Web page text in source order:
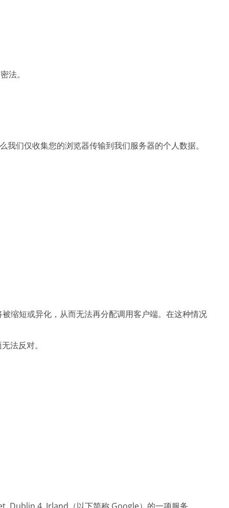
法。
们仅收集您的浏览器传输到我们服务器的个人数据。
缩短或异化，从而无法再分配调用客户端。在这种情况
法反对。